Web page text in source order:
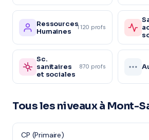
Ressources
Humaines
1 120 profs
Sc.
sanitaires
et sociales
870 profs
Tous les niveaux à Mont-
CP (Primaire)